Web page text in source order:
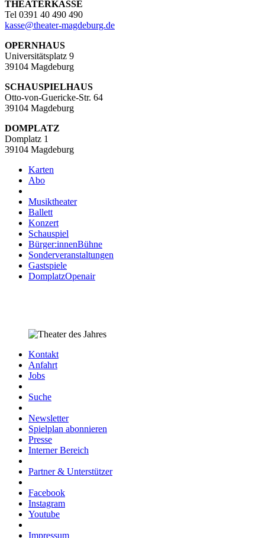
THEATERKASSE
Tel 0391 40 490 490
kasse@theater-magdeburg.de
OPERNHAUS
Universitätsplatz 9
39104 Magdeburg
SCHAUSPIELHAUS
Otto-von-Guericke-Str. 64
39104 Magdeburg
DOMPLATZ
Domplatz 1
39104 Magdeburg
Karten
Abo
Musiktheater
Ballett
Konzert
Schauspiel
Bürger:innenBühne
Sonderveranstaltungen
Gastspiele
DomplatzOpenair
Kontakt
Anfahrt
Jobs
Suche
Newsletter
Spielplan abonnieren
Presse
Interner Bereich
Partner & Unterstützer
Facebook
Instagram
Youtube
Impressum